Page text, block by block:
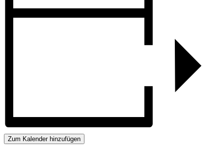
Zum Kalender hinzufügen